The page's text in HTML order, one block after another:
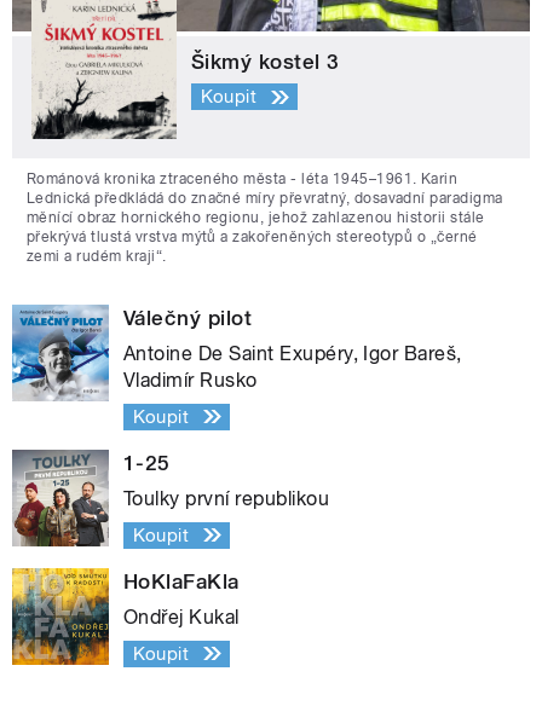
Šikmý kostel 3
Koupit
Románová kronika ztraceného města - léta 1945–1961. Karin
Lednická předkládá do značné míry převratný, dosavadní paradigma
měnící obraz hornického regionu, jehož zahlazenou historii stále
překrývá tlustá vrstva mýtů a zakořeněných stereotypů o „černé
zemi a rudém kraji“.
Válečný pilot
Antoine De Saint Exupéry, Igor Bareš,
Vladimír Rusko
Koupit
1-25
Toulky první republikou
Koupit
HoKlaFaKla
Ondřej Kukal
Koupit